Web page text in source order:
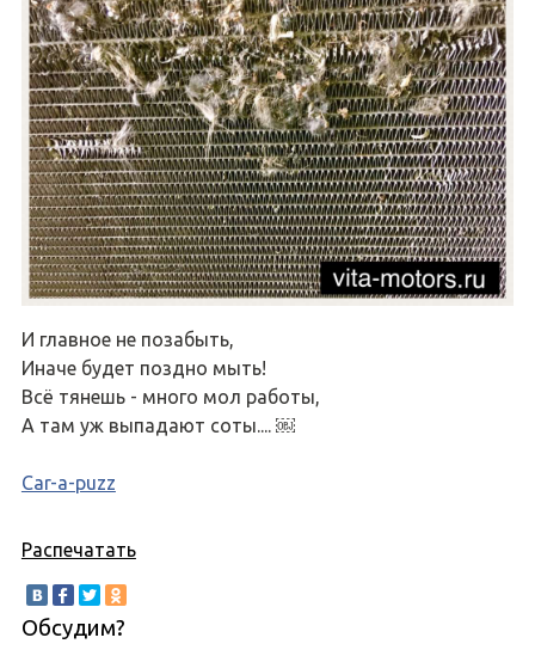
И главное не позабыть,
Иначе будет поздно мыть!
Всё тянешь - много мол работы,
А там уж выпадают соты.... ￼
Car-a-puzz
Распечатать
Обсудим?